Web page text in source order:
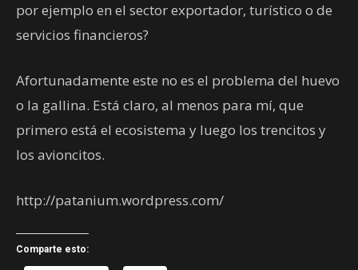
por ejemplo en el sector exportador, turístico o de
servicios financieros?
Afortunadamente este no es el problema del huevo
o la gallina. Está claro, al menos para mí, que
primero está el ecosistema y luego los trencitos y
los avioncitos.
http://patanium.wordpress.com/
Comparte esto: